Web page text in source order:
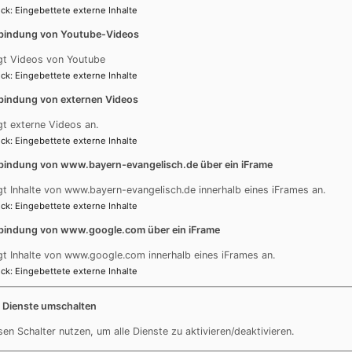
und Familien in Forchheim
Fußbereichsmenü
Newsletter
: Eingebettete externe Inhalte
von Youtube-Videos
Videos von Youtube
: Eingebettete externe Inhalte
von externen Videos
externe Videos an.
: Eingebettete externe Inhalte
von www.bayern-evangelisch.de über ein iFrame
Inhalte von www.bayern-evangelisch.de innerhalb eines iFrames an.
: Eingebettete externe Inhalte
von www.google.com über ein iFrame
Inhalte von www.google.com innerhalb eines iFrames an.
: Eingebettete externe Inhalte
Dienste umschalten
Schalter nutzen, um alle Dienste zu aktivieren/deaktivieren.